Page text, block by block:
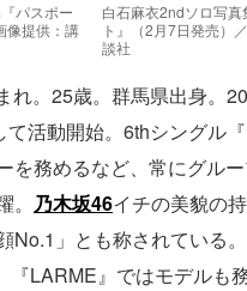
パスポー
像提供：講
白石麻衣2ndソロ写真
ト』（2月7日発売）
談社
れ。25歳。群馬県出身。
て活動開始。6thシングル
を務めるなど、常にグル
乃木坂46イチの美貌の持
No.1」とも称されている
『LARME』ではモデルも